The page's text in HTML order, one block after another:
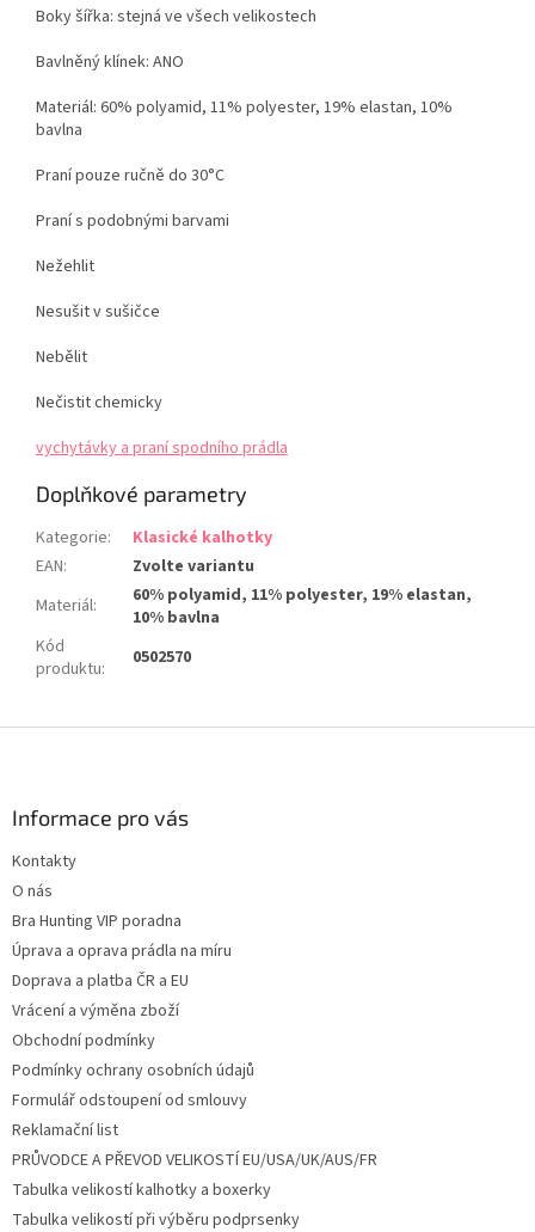
Boky šířka: stejná ve všech velikostech
Bavlněný klínek: ANO
Materiál: 60% polyamid, 11% polyester, 19% elastan, 10%
bavlna
Praní pouze ručně do 30°C
Praní s podobnými barvami
Nežehlit
Nesušit v sušičce
Nebělit
Nečistit chemicky
vychytávky a praní spodního prádla
Doplňkové parametry
Kategorie:
Klasické kalhotky
EAN:
Zvolte variantu
Materiál:
60% polyamid, 11% polyester, 19% elastan,
10% bavlna
Kód
produktu: 0502570
Informace pro vás
Kontakty
O nás
Bra Hunting VIP poradna
Úprava a oprava prádla na míru
Doprava a platba ČR a EU
Vrácení a výměna zboží
Obchodní podmínky
Podmínky ochrany osobních údajů
Formulář odstoupení od smlouvy
Reklamační list
PRŮVODCE A PŘEVOD VELIKOSTÍ EU/USA/UK/AUS/FR
Tabulka velikostí kalhotky a boxerky
Tabulka velikostí při výběru podprsenky